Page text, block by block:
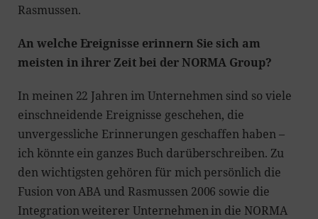
Rasmussen.
An welche Ereignisse erinnern Sie sich am
meisten in ihrer Zeit bei der NORMA Group?
In meinen 22 Jahren im Unternehmen sind so viele
einschneidende Ereignisse geschehen, die
unvergessliche Erinnerungen geschaffen haben –
ich könnte ein ganzes Buch darüberschreiben. Zu
den wichtigsten gehören für mich persönlich die
Fusion von ABA und Rasmussen 2006 sowie die
Integration weiterer Unternehmen in die NORMA